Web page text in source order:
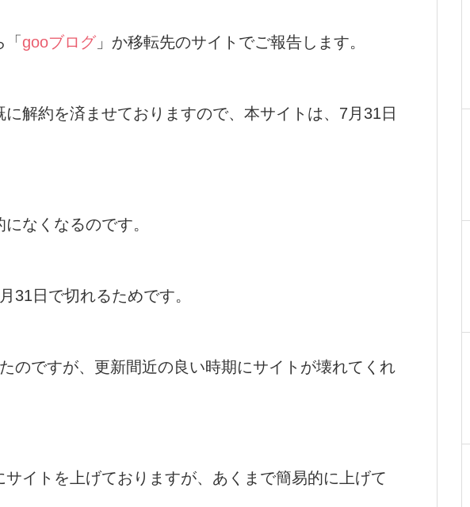
gooブログ」か移転先のサイトでご報告します。
解約を済ませておりますので、本サイトは、7月31日
なくなるのです。
31日で切れるためです。
のですが、更新間近の良い時期にサイトが壊れてくれ
イトを上げておりますが、あくまで簡易的に上げて